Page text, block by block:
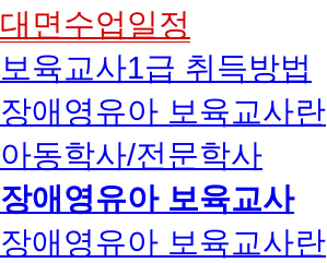
대면수업일정
보육교사1급 취득방법
장애영유아 보육교사란
아동학사/전문학사
장애영유아 보육교사
장애영유아 보육교사란